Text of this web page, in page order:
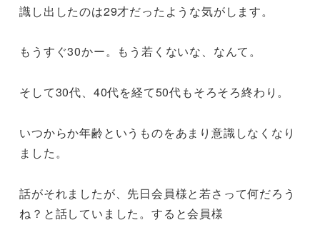
識し出したのは29才だったような気がします。
もうすぐ30かー。もう若くないな、なんて。
そして30代、40代を経て50代もそろそろ終わり。
いつからか年齢というものをあまり意識しなくなり
ました。
話がそれましたが、先日会員様と若さって何だろう
ね？と話していました。すると会員様